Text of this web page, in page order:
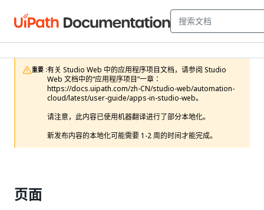
重要 :有关 Studio Web 中的应用程序项目文档，请参阅 Studio
Web 文档中的“应用程序项目”一章：
https://docs.uipath.com/zh-CN/studio-web/automation-
cloud/latest/user-guide/apps-in-studio-web。
请注意，此内容已使用机器翻译进行了部分本地化。
新发布内容的本地化可能需要 1-2 周的时间才能完成。
页面